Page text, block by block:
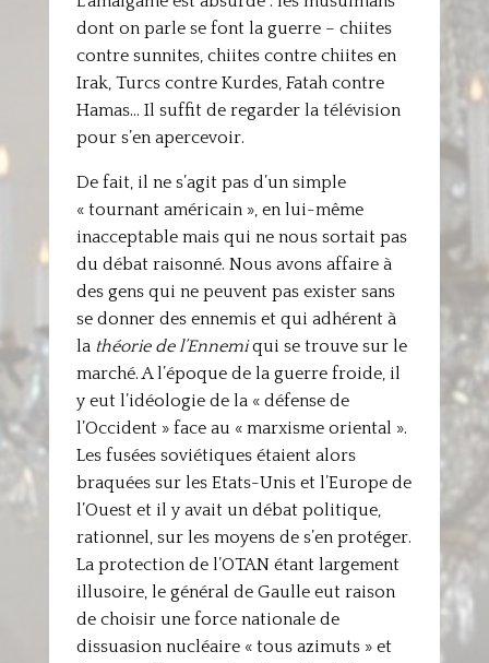
dont on parle se font la guerre – chiites
contre sunnites, chiites contre chiites en
Irak, Turcs contre Kurdes, Fatah contre
Hamas… Il suffit de regarder la télévision
pour s’en apercevoir.
De fait, il ne s’agit pas d’un simple
« tournant américain », en lui-même
inacceptable mais qui ne nous sortait pas
du débat raisonné. Nous avons affaire à
des gens qui ne peuvent pas exister sans
se donner des ennemis et qui adhérent à
la théorie de l’Ennemiqui se trouve sur le
marché. A l’époque de la guerre froide, il
y eut l’idéologie de la « défense de
l’Occident » face au « marxisme oriental ».
Les fusées soviétiques étaient alors
braquées sur les Etats-Unis et l’Europe de
l’Ouest et il y avait un débat politique,
rationnel, sur les moyens de s’en protéger.
La protection de l’OTAN étant largement
illusoire, le général de Gaulle eut raison
de choisir une force nationale de
dissuasion nucléaire « tous azimuts » et